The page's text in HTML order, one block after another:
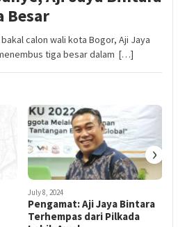
Besar
calon wali kota Bogor, Aji Jaya
tiga besar dalam […]
July 8, 2024
Pengamat: Aji Jaya Bintara
Terhempas dari Pilkada
›